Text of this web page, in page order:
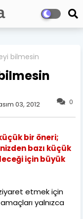
bilmesin
0
03, 2012
bir öneri;
bazı küçük
için büyük
etmek için
yalnızca